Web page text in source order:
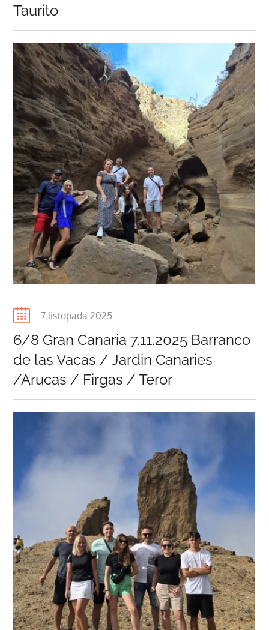
Taurito
Posted
7 listopada 2025
6/8 Gran Canaria 7.11.2025 Barranco
de las Vacas / Jardin Canaries
/Arucas / Firgas / Teror